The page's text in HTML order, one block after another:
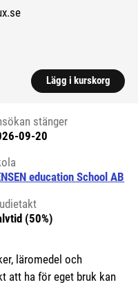
till extern sida.)
Lägg i kurskorg
stänger
09-20
education School AB
(50%)
läromedel och
att ha för eget bruk kan